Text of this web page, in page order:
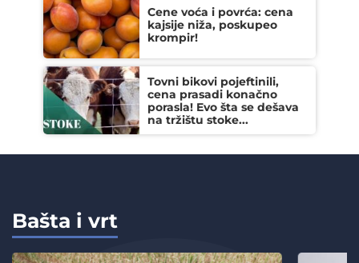
Cene voća i povrća: cena
kajsije niža, poskupeo
krompir!
Tovni bikovi pojeftinili,
cena prasadi konačno
porasla! Evo šta se dešava
na tržištu stoke...
Bašta i vrt